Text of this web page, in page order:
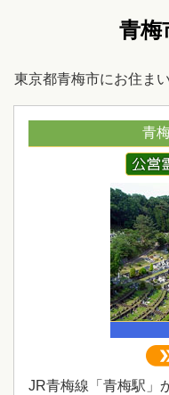
青梅
東京都青梅市にお住ま
青
JR青梅線「青梅駅」